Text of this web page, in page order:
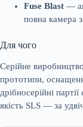
Fuse Blast —
повна камера
Для чого
Серійне
прототипи,
дрібносерійні
якість SLS — за